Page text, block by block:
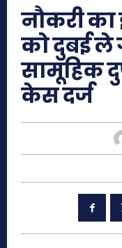
नौकरी
को दुबई ले
सामूहिक
केस दर्ज